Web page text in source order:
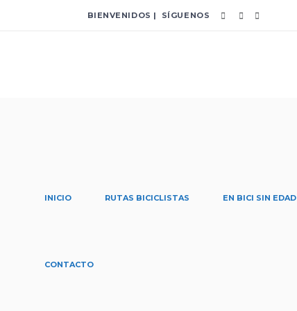
BIENVENIDOS | SÍGUENOS
INICIO RUTAS BICICLISTAS EN BICI SIN EDAD
CONTACTO
/Posts tagged "neveras"